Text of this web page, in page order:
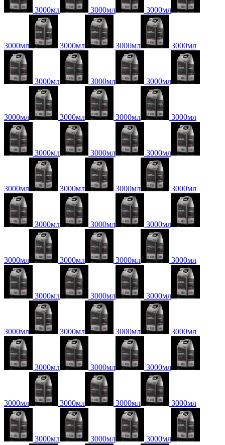
3000мл 3000мл 3000мл
3000мл 3000мл 3000мл 3000мл
3000мл 3000мл 3000мл
3000мл 3000мл 3000мл 3000мл
3000мл 3000мл 3000мл
3000мл 3000мл 3000мл 3000мл
3000мл 3000мл 3000мл
3000мл 3000мл 3000мл 3000мл
3000мл 3000мл 3000мл
3000мл 3000мл 3000мл 3000мл
3000мл 3000мл 3000мл
3000мл 3000мл 3000мл 3000мл
3000мл 3000мл 3000мл